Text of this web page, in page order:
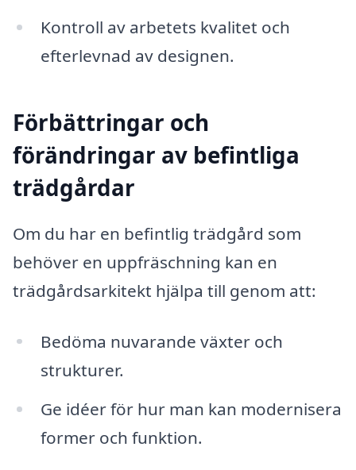
Kontroll av arbetets kvalitet och
efterlevnad av designen.
Förbättringar och
förändringar av befintliga
trädgårdar
Om du har en befintlig trädgård som
behöver en uppfräschning kan en
trädgårdsarkitekt hjälpa till genom att:
Bedöma nuvarande växter och
strukturer.
Ge idéer för hur man kan modernisera
former och funktion.